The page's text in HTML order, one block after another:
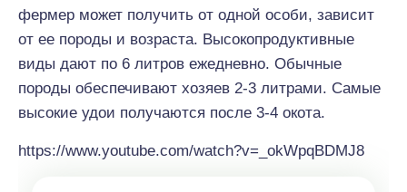
фермер может получить от одной особи, зависит
от ее породы и возраста. Высокопродуктивные
виды дают по 6 литров ежедневно. Обычные
породы обеспечивают хозяев 2-3 литрами. Самые
высокие удои получаются после 3-4 окота.
https://www.youtube.com/watch?v=_okWpqBDMJ8